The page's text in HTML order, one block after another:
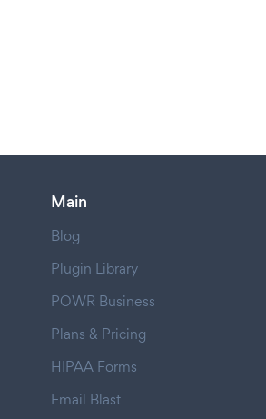
Main
Blog
Plugin Library
POWR Business
Plans & Pricing
HIPAA Forms
Email Blast